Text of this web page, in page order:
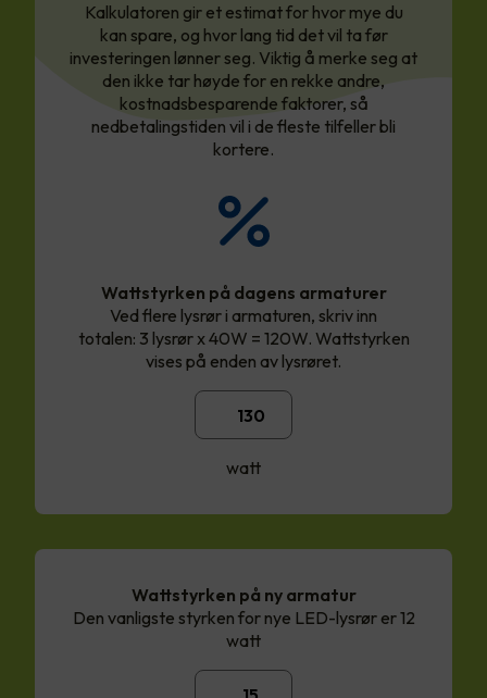
Kalkulatoren gir et estimat for hvor mye du
kan spare, og hvor lang tid det vil ta før
investeringen lønner seg. Viktig å merke seg at
den ikke tar høyde for en rekke andre,
kostnadsbesparende faktorer, så
nedbetalingstiden vil i de fleste tilfeller bli
kortere.
Wattstyrken på dagens armaturer
Ved flere lysrør i armaturen, skriv inn
totalen: 3 lysrør x 40W = 120W. Wattstyrken
vises på enden av lysrøret.
watt
Wattstyrken på ny armatur
Den vanligste styrken for nye LED-lysrør er 12
watt